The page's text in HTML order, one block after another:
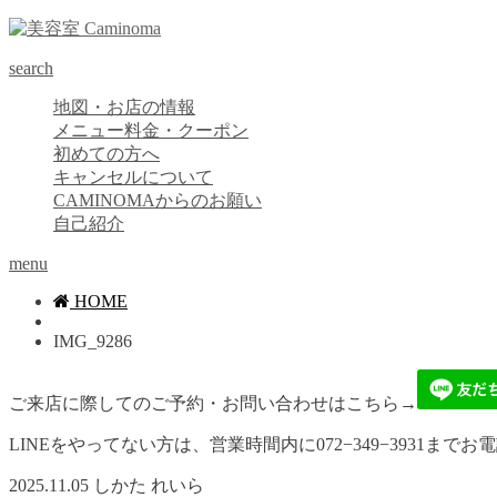
search
地図・お店の情報
メニュー料金・クーポン
初めての方へ
キャンセルについて
CAMINOMAからのお願い
自己紹介
menu
HOME
IMG_9286
ご来店に際してのご予約・お問い合わせはこちら→
LINEをやってない方は、営業時間内に072−349−3931までお
2025.11.05 しかた れいら